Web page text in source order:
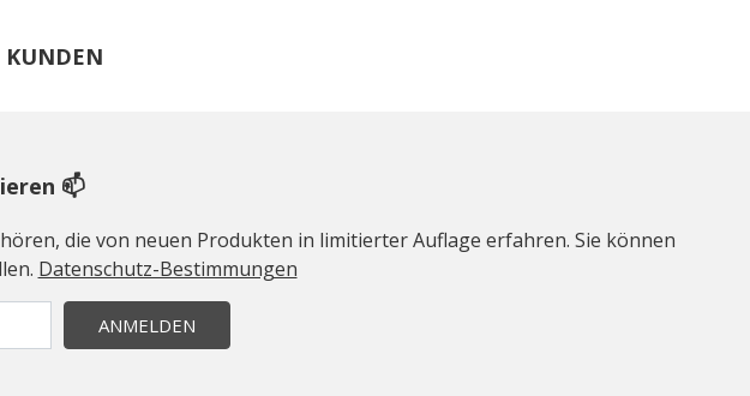
KUNDEN
📫
die von neuen Produkten in limitierter Auflage erfahren. Sie können
Datenschutz-Bestimmungen
ANMELDEN